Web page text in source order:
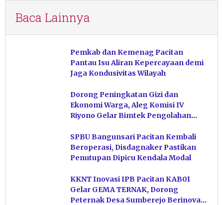
Baca Lainnya
Pemkab dan Kemenag Pacitan
Pantau Isu Aliran Kepercayaan demi
Jaga Kondusivitas Wilayah
Dorong Peningkatan Gizi dan
Ekonomi Warga, Aleg Komisi IV
Riyono Gelar Bimtek Pengolahan
SPBU Bangunsari Pacitan Kembali
Beroperasi, Disdagnaker Pastikan
Penutupan Dipicu Kendala Modal
KKNT Inovasi IPB Pacitan KAB01
Gelar GEMA TERNAK, Dorong
Peternak Desa Sumberejo Berinovasi